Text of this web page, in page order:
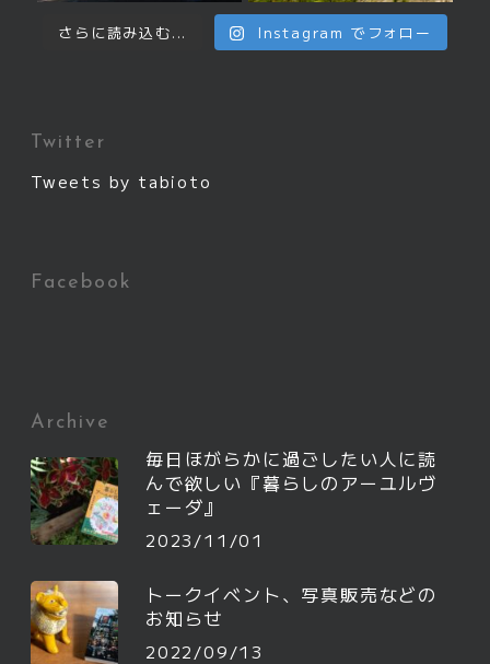
さらに読み込む... Instagram でフォロー
Twitter
Tweets by tabioto
Facebook
Archive
毎日ほがらかに過ごしたい人に読
んで欲しい『暮らしのアーユルヴ
ェーダ』
2023/11/01
トークイベント、写真販売などの
お知らせ
2022/09/13